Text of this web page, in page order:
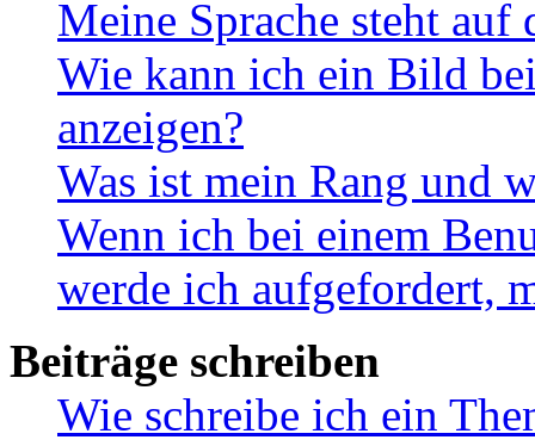
Meine Sprache steht
Wie kann ich ein Bild
anzeigen?
Was ist mein Rang und
Wenn ich bei einem
werde ich aufgefordert,
Beiträge schreiben
Wie schreibe ich ein